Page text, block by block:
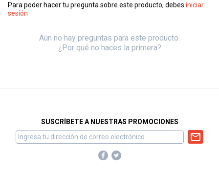
Para poder hacer tu pregunta sobre este producto, debes iniciar
sesión
Aún no hay preguntas para este producto.
¿Por qué no haces la primera?
SUSCRÍBETE A NUESTRAS PROMOCIONES